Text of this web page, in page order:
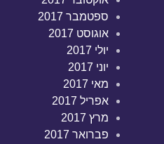
ספטמבר 2017
אוגוסט 2017
יולי 2017
יוני 2017
מאי 2017
אפריל 2017
מרץ 2017
פברואר 2017